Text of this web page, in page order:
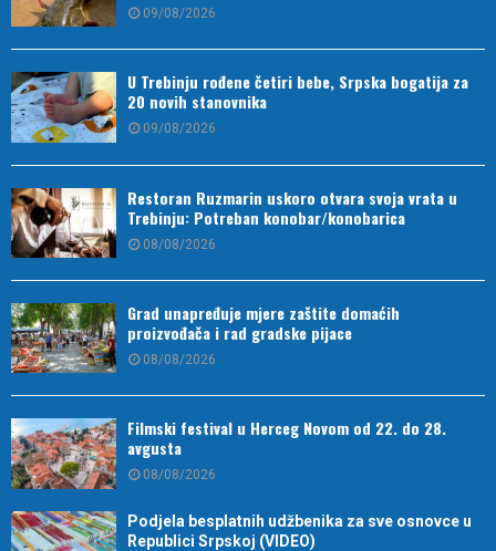
09/08/2026
U Trebinju rođene četiri bebe, Srpska bogatija za
20 novih stanovnika
09/08/2026
Restoran Ruzmarin uskoro otvara svoja vrata u
Trebinju: Potreban konobar/konobarica
08/08/2026
Grad unapređuje mjere zaštite domaćih
proizvođača i rad gradske pijace
08/08/2026
Filmski festival u Herceg Novom od 22. do 28.
avgusta
08/08/2026
Podjela besplatnih udžbenika za sve osnovce u
Republici Srpskoj (VIDEO)